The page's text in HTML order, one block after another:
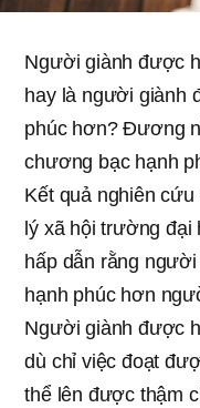
Người giành được
hay là người giành
phúc hơn? Đương
chương bạc hạnh
Kết quả nghiên
lý xã hội trường đại
hấp dẫn rằng
hạnh phúc hơn
Người giành được
dù chỉ việc đoạt
thể lên được thậm